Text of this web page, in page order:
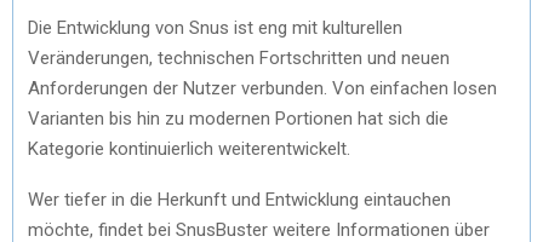
Die Entwicklung von Snus ist eng mit kulturellen
Veränderungen, technischen Fortschritten und neuen
Anforderungen der Nutzer verbunden. Von einfachen losen
Varianten bis hin zu modernen Portionen hat sich die
Kategorie kontinuierlich weiterentwickelt.
Wer tiefer in die Herkunft und Entwicklung eintauchen
möchte, findet bei SnusBuster weitere Informationen über